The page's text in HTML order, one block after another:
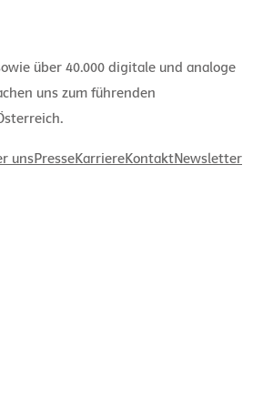
über 40.000 digitale und analoge
uns zum führenden
unsPresseKarriereKontaktNewsletter